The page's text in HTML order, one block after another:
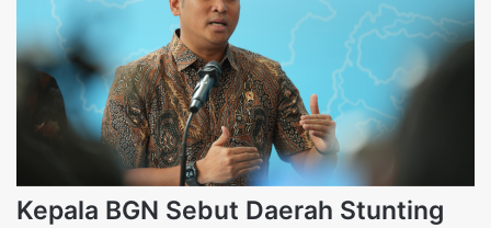
Kepala BGN Sebut Daerah Stunting